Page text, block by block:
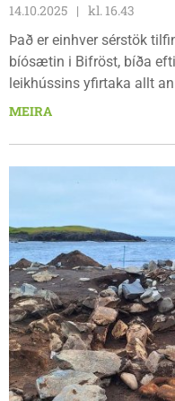
14.10.2025
kl. 16.43
Það er einhver sérstök
bíósætin i Bifröst, bíða
leikhússins yfirtaka allt
okkar var spenntari,
leikhús á mánudaginn.
vonbrigðum. Í tæpa tvo
Guðbrandssonar.
MEIRA